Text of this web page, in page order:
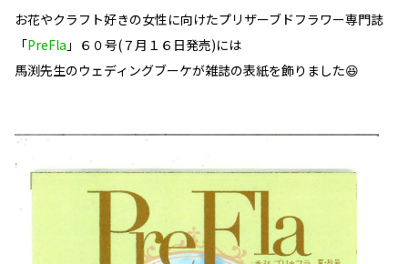
お花やクラフト好きの女性に向けたプリザーブドフラワー専門誌
「PreFla 」６０号(７月１６日発売)には
馬渕先生のウェディングブーケが雑誌の表紙を飾りました😆